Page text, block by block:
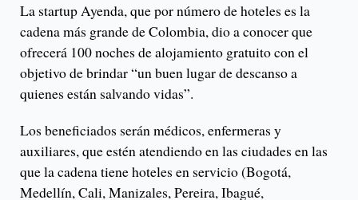
La startup Ayenda, que por número de hoteles es la
cadena más grande de Colombia, dio a conocer que
ofrecerá 100 noches de alojamiento gratuito con el
objetivo de brindar “un buen lugar de descanso a
quienes están salvando vidas”.
Los beneficiados serán médicos, enfermeras y
auxiliares, que estén atendiendo en las ciudades en las
que la cadena tiene hoteles en servicio (Bogotá,
Medellín, Cali, Manizales, Pereira, Ibagué,